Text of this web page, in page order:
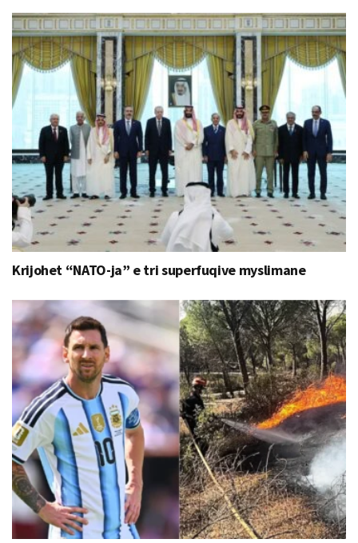
Krijohet “NATO-ja” e tri superfuqive myslimane